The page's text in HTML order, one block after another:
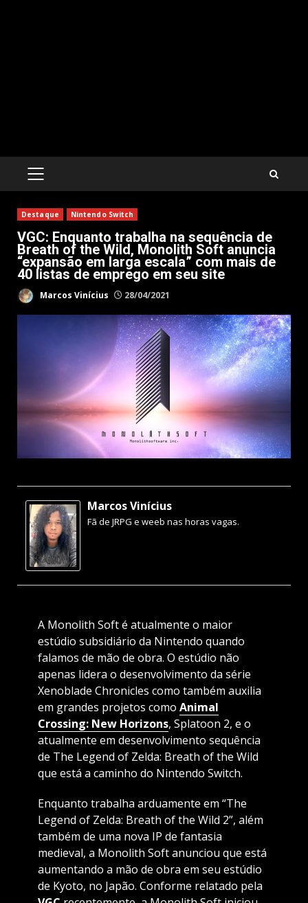
PRIMARY
Destaque Nintendo Switch
VGC: Enquanto trabalha na sequência de
Breath of the Wild, Monolith Soft anuncia
“expansão em larga escala” com mais de
40 listas de emprego em seu site
Marcos Vinícius 28/04/2021
Marcos Vinícius
Fã de JRPG e weeb nas horas vagas.
A Monolith Soft é atualmente o maior
estúdio subsidiário da Nintendo quando
falamos de mão de obra. O estúdio não
apenas lidera o desenvolvimento da série
Xenoblade Chronicles como também auxilia
em grandes projetos como Animal
Crossing: New Horizons, Splatoon 2, e o
atualmente em desenvolvimento sequência
de The Legend of Zelda: Breath of the Wild
que está a caminho do Nintendo Switch.
Enquanto trabalha arduamente em “The
Legend of Zelda: Breath of the Wild 2”, além
também de uma nova IP de fantasia
medieval, a Monolith Soft anunciou que está
aumentando a mão de obra em seu estúdio
de Kyoto, no Japão. Conforme relatado pela